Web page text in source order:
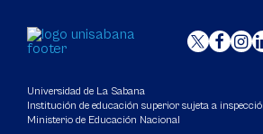
Universidad de La Sabana
Institución de educación superior sujeta a
Ministerio de Educación Nacional